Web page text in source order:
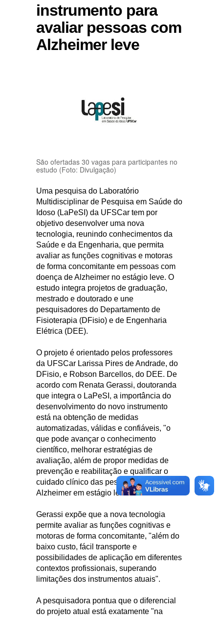
instrumento para
avaliar pessoas com
Alzheimer leve
São ofertadas 30 vagas para participantes no
estudo (Foto: Divulgação)
Uma pesquisa do Laboratório
Multidisciplinar de Pesquisa em Saúde do
Idoso (LaPeSI) da UFSCar tem por
objetivo desenvolver uma nova
tecnologia, reunindo conhecimentos da
Saúde e da Engenharia, que permita
avaliar as funções cognitivas e motoras
de forma concomitante em pessoas com
doença de Alzheimer no estágio leve. O
estudo integra projetos de graduação,
mestrado e doutorado e une
pesquisadores do Departamento de
Fisioterapia (DFisio) e de Engenharia
Elétrica (DEE).
O projeto é orientado pelos professores
da UFSCar Larissa Pires de Andrade, do
DFisio, e Robson Barcellos, do DEE. De
acordo com Renata Gerassi, doutoranda
que integra o LaPeSI, a importância do
desenvolvimento do novo instrumento
está na obtenção de medidas
automatizadas, válidas e confiáveis, "o
que pode avançar o conhecimento
científico, melhorar estratégias de
avaliação, além de propor medidas de
prevenção e reabilitação e qualificar o
cuidado clínico das pessoas com
Alzheimer em estágio leve".
Gerassi expõe que a nova tecnologia
permite avaliar as funções cognitivas e
motoras de forma concomitante, "além do
baixo custo, fácil transporte e
possibilidades de aplicação em diferentes
contextos profissionais, superando
limitações dos instrumentos atuais".
A pesquisadora pontua que o diferencial
do projeto atual está exatamente "na